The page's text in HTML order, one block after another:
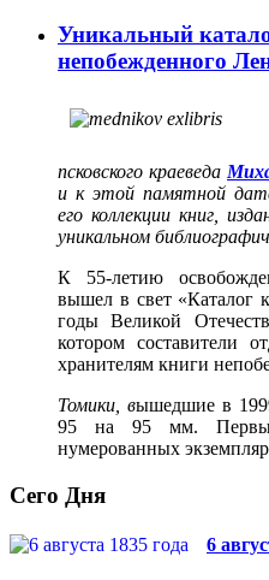
Уникальный
непобежденного
псковского краеведа
и к этой памятной
его коллекции книг,
уникальном
К 55-летию
вышел в свет «Каталог
годы Великой
котором составители
хранителям книги
Томики, вышедшие в
95 на 95 мм.
нумерованных
Сего Дня
6